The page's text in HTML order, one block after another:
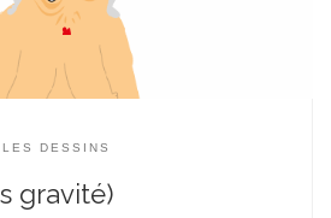
DESSINS
gravité)